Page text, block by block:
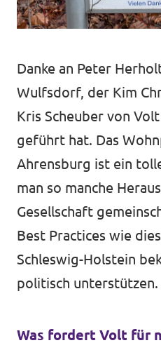
Danke an Peter
Wulfsdorf, der Kim
Kris Scheuber von
geführt hat. Das
Ahrensburg ist ein
man so manche
Gesellschaft
Best Practices wie
Schleswig-Holstein
politisch unterstützen.
Was fordert Volt für